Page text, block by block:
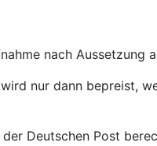
nach Aussetzung
nur dann bepreist,
Deutschen Post